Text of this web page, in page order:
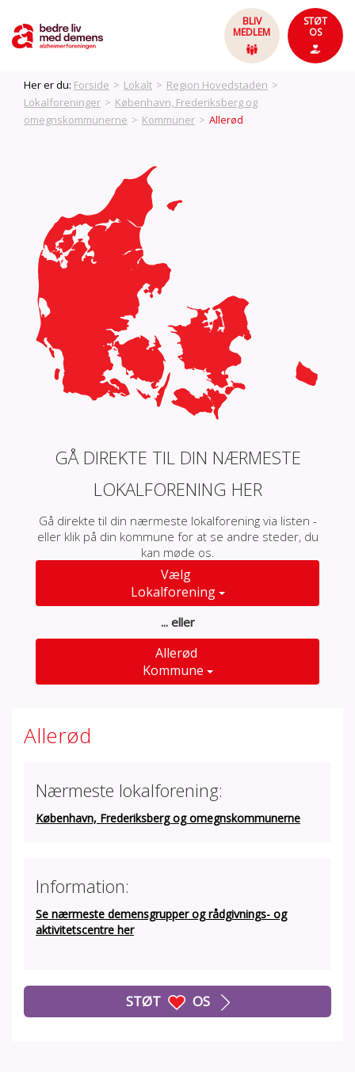
BLIV
MEDLEM
STØT
OS
Her er du: Forside > Lokalt > Region Hovedstaden >
Lokalforeninger > København, Frederiksberg og
omegnskommunerne > Kommuner > Allerød
GÅ DIREKTE TIL DIN NÆRMESTE
LOKALFORENING HER
Gå direkte til din nærmeste lokalforening via listen -
eller klik på din kommune for at se andre steder, du
kan møde os.
Vælg
Lokalforening
... eller
Allerød
Kommune
Allerød
Nærmeste lokalforening:
København, Frederiksberg og omegnskommunerne
Information:
Se nærmeste demensgrupper og rådgivnings- og
aktivitetscentre her
STØT OS